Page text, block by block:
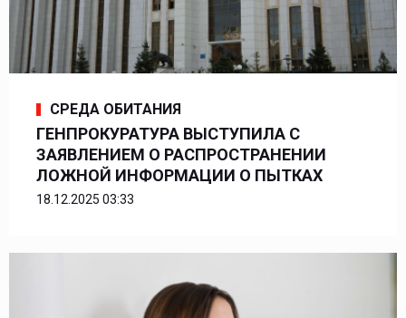
СРЕДА ОБИТАНИЯ
ГЕНПРОКУРАТУРА ВЫСТУПИЛА С
ЗАЯВЛЕНИЕМ О РАСПРОСТРАНЕНИИ
ЛОЖНОЙ ИНФОРМАЦИИ О ПЫТКАХ
18.12.2025 03:33